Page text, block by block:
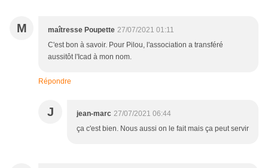
M maîtresse Poupette 27/07/2021 01:11
C'est bon à savoir. Pour Pilou, l'association a transféré
aussitôt l'Icad à mon nom.
Répondre
J jean-marc 27/07/2021 06:44
ça c'est bien. Nous aussi on le fait mais ça peut servir